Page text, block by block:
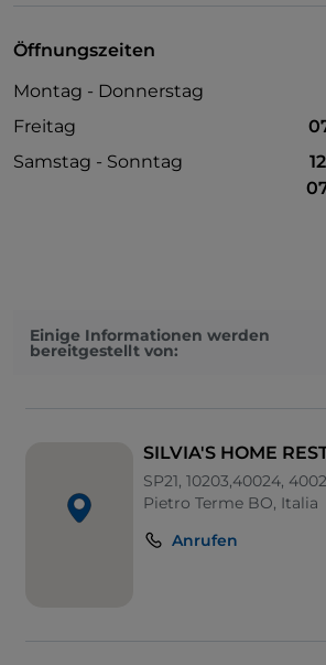
Öffnungszeiten
Montag - Donnerstag
Freitag
Samstag - Sonntag
Einige Informationen werden
bereitgestellt von:
SILVIA'S HOME
SP21, 10203,40024,
Pietro Terme BO, Italia
Anrufen